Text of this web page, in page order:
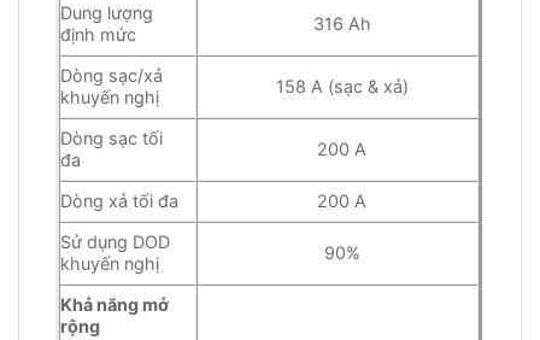
Dung lượng
định mức
316 Ah
Dòng sạc/xả
khuyến nghị
158 A (sạc & xả)
Dòng sạc tối
đa
200 A
Dòng xả tối đa
200 A
Sử dụng DOD
khuyến nghị
90%
Khả năng mở
rộng